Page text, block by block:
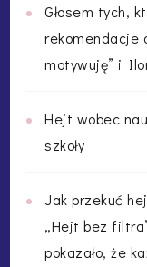
Głosem tych,
rekomendacje
motywuję” i
Hejt wobec
szkoły
Jak przekuć
„Hejt bez
pokazało, że